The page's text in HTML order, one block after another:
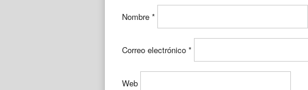
Nombre *
Correo electrónico *
Web